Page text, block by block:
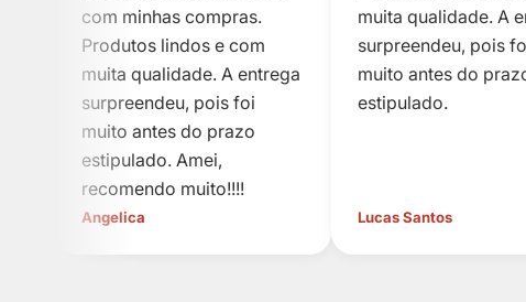
com minhas compras.
Produtos lindos e com
muita qualidade. A entrega
surpreendeu, pois foi
muito antes do prazo
estipulado. Amei,
recomendo muito!!!!
Angelica
muita qualidade. A
surpreendeu, pois
muito antes do
estipulado.
Lucas Santos